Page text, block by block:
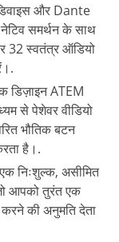
और Dante
समर्थन के साथ
32 स्वतंत्र ऑडियो
डिज़ाइन ATEM
से पेशेवर वीडियो
भौतिक बटन
है।.
निःशुल्क, असीमित
आपको तुरंत एक
की अनुमति देता